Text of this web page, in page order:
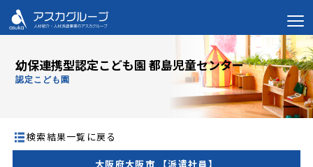
幼保連携型認定こども園 都島児童センター
認定こども園
検索結果一覧に戻る
大阪府大阪市 【派遣社員】